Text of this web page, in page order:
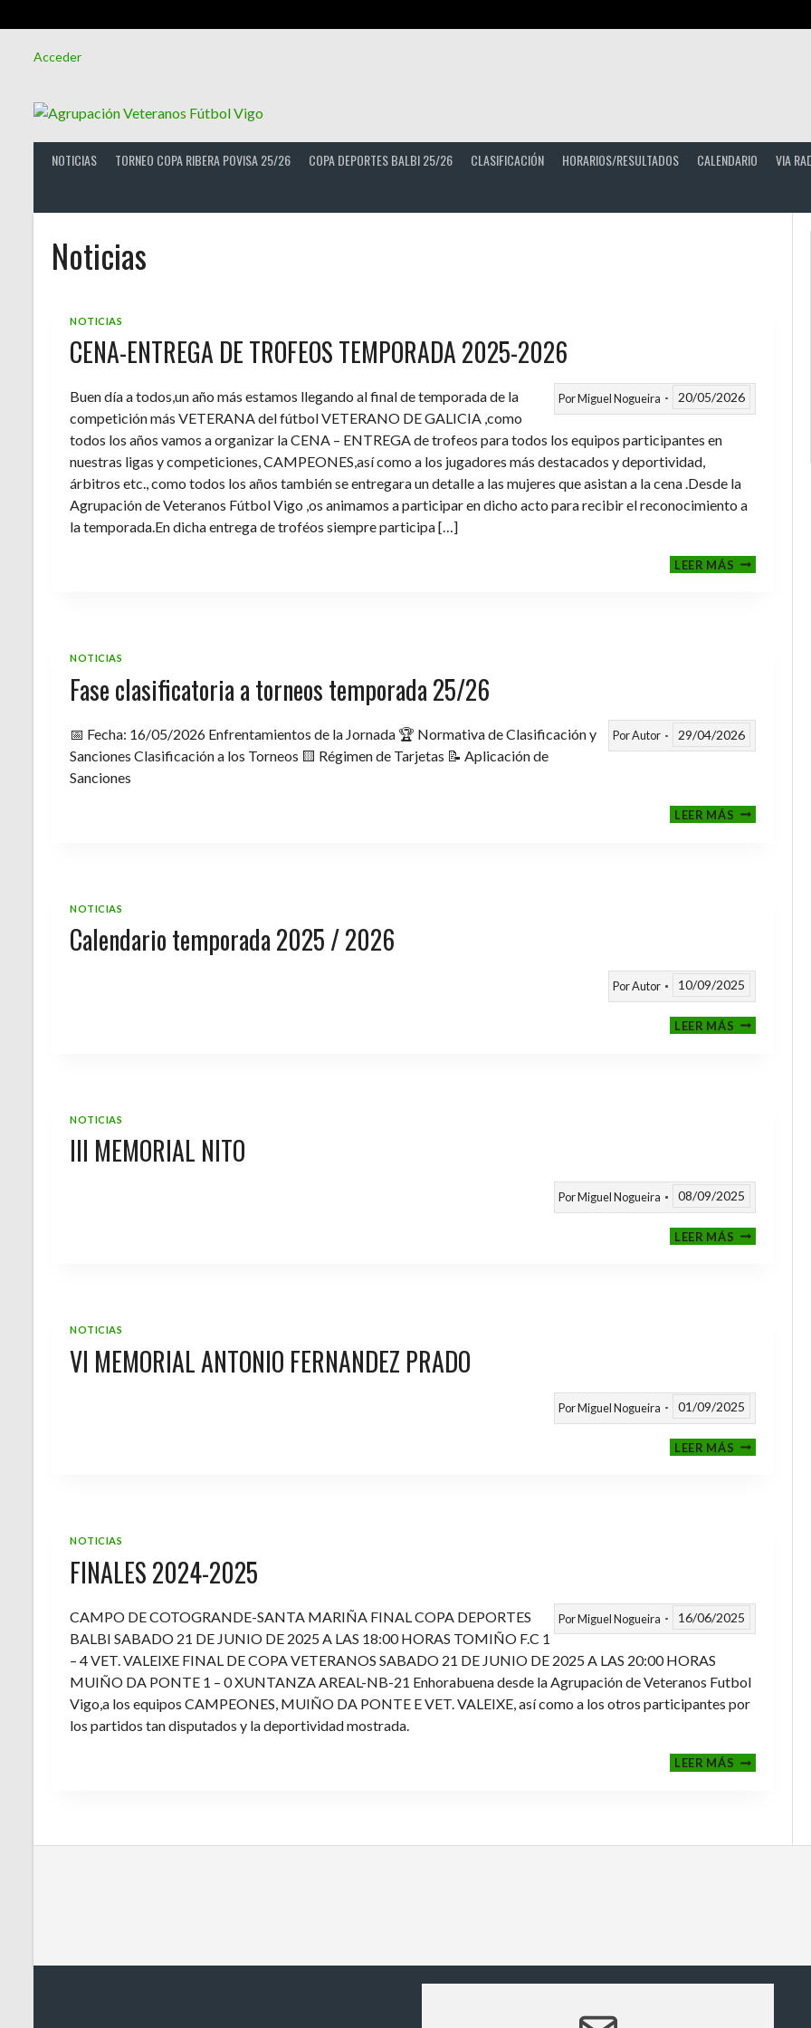
Acceder
NOTICIAS TORNEO COPA RIBERA POVISA 25/26 COPA DEPORTES BALBI 25/26 CLASIFICACIÓN HORARIOS/RESULTADOS CALENDARIO VIA
Noticias
NOTICIAS
CENA-ENTREGA DE TROFEOS TEMPORADA 2025-2026
PorMiguel Nogueira 20/05/2026
Buen día a todos,un año más estamos llegando al final de temporada de la
competición más VETERANA del fútbol VETERANO DE GALICIA ,como
todos los años vamos a organizar la CENA – ENTREGA de trofeos para todos los equipos participantes en
nuestras ligas y competiciones, CAMPEONES,así como a los jugadores más destacados y deportividad,
árbitros etc., como todos los años también se entregara un detalle a las mujeres que asistan a la cena .Desde la
Agrupación de Veteranos Fútbol Vigo ,os animamos a participar en dicho acto para recibir el reconocimiento a
la temporada.En dicha entrega de troféos siempre participa […]
LEER MÁSCENA-
ENTREGA
NOTICIAS
Fase clasificatoria a torneos temporada 25/26
PorAutor 29/04/2026
📅 Fecha: 16/05/2026 Enfrentamientos de la Jornada 🏆 Normativa de Clasificación y
Sanciones Clasificación a los Torneos 🟨 Régimen de Tarjetas 📝 Aplicación de
Sanciones
LEER MÁSFASE
NOTICIAS
Calendario temporada 2025 / 2026
PorAutor 10/09/2025
LEER MÁSCALENDARIO
TEMPORADA
NOTICIAS
III MEMORIAL NITO
PorMiguel Nogueira 08/09/2025
LEER MÁSIII
MEMORIAL
NOTICIAS
VI MEMORIAL ANTONIO FERNANDEZ PRADO
PorMiguel Nogueira 01/09/2025
LEER MÁSVI
MEMORIAL
NOTICIAS
FINALES 2024-2025
PorMiguel Nogueira 16/06/2025
CAMPO DE COTOGRANDE-SANTA MARIÑA FINAL COPA DEPORTES
BALBI SABADO 21 DE JUNIO DE 2025 A LAS 18:00 HORAS TOMIÑO F.C 1
– 4 VET. VALEIXE FINAL DE COPA VETERANOS SABADO 21 DE JUNIO DE 2025 A LAS 20:00 HORAS
MUIÑO DA PONTE 1 – 0 XUNTANZA AREAL-NB-21 Enhorabuena desde la Agrupación de Veteranos Futbol
Vigo,a los equipos CAMPEONES, MUIÑO DA PONTE E VET. VALEIXE, así como a los otros participantes por
los partidos tan disputados y la deportividad mostrada.
LEER MÁSFINALES
2024-